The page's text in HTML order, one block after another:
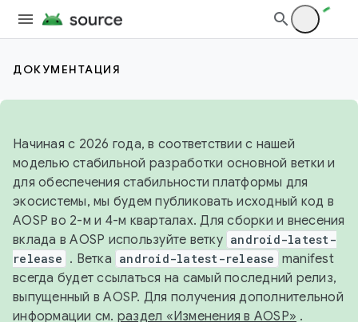
ДОКУМЕНТАЦИЯ
Начиная с 2026 года, в соответствии с нашей
моделью стабильной разработки основной ветки и
для обеспечения стабильности платформы для
экосистемы, мы будем публиковать исходный код в
AOSP во 2-м и 4-м кварталах. Для сборки и внесения
вклада в AOSP используйте ветку android-latest-
release . Ветка android-latest-release manifest
всегда будет ссылаться на самый последний релиз,
выпущенный в AOSP. Для получения дополнительной
информации см. раздел «Изменения в AOSP» .